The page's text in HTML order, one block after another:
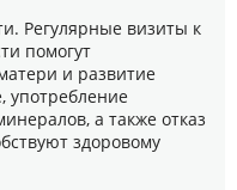
Регулярные визиты к
помогут
и развитие
употребление
а также отказ
здоровому